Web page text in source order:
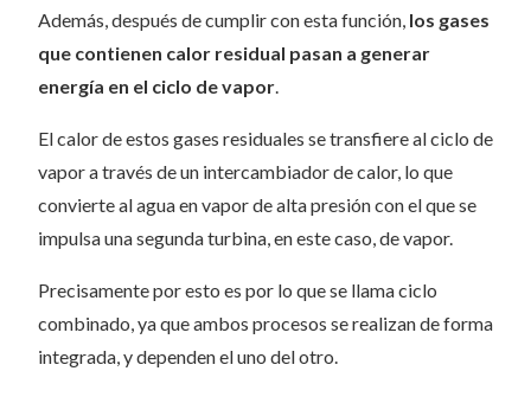
Además, después de cumplir con esta función, los gases
que contienen calor residual pasan a generar
energía en el ciclo de vapor.
El calor de estos gases residuales se transfiere al ciclo de
vapor a través de un intercambiador de calor, lo que
convierte al agua en vapor de alta presión con el que se
impulsa una segunda turbina, en este caso, de vapor.
Precisamente por esto es por lo que se llama ciclo
combinado, ya que ambos procesos se realizan de forma
integrada, y dependen el uno del otro.